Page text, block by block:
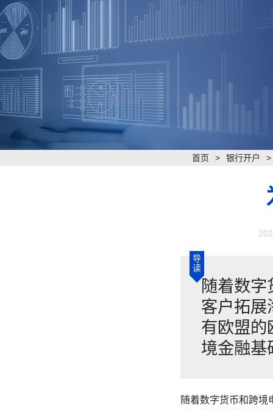
首页 > 银行开户 >
导
读
随着数
客户拓展
有欧盟的
境金融基
随着数字货币和跨境